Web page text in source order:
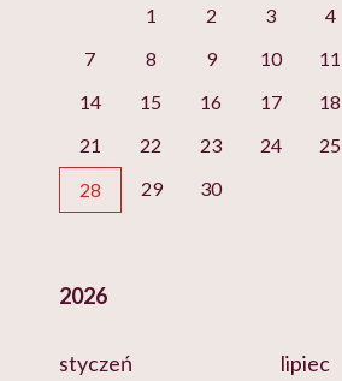
1
2 3 4
7
8 9 10 11
14
15 16 17 18
21
22 23 24 25
28
29 30
2026
styczeń
lipiec